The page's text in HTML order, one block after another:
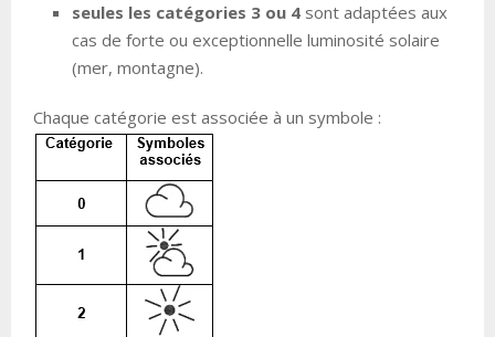
seules les catégories 3 ou 4 sont adaptées aux
cas de forte ou exceptionnelle luminosité solaire
(mer, montagne).
Chaque catégorie est associée à un symbole :